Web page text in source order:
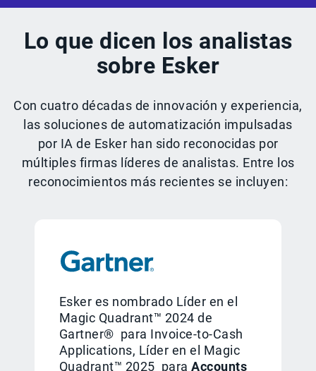
Lo que dicen los analistas
sobre Esker
Con cuatro décadas de innovación y experiencia,
las soluciones de automatización impulsadas
por IA de Esker han sido reconocidas por
múltiples firmas líderes de analistas. Entre los
reconocimientos más recientes se incluyen:
Esker es nombrado Líder en el
Magic Quadrant™ 2024 de
Gartner® para Invoice-to-Cash
Applications, Líder en el Magic
Quadrant™ 2025 paraAccounts